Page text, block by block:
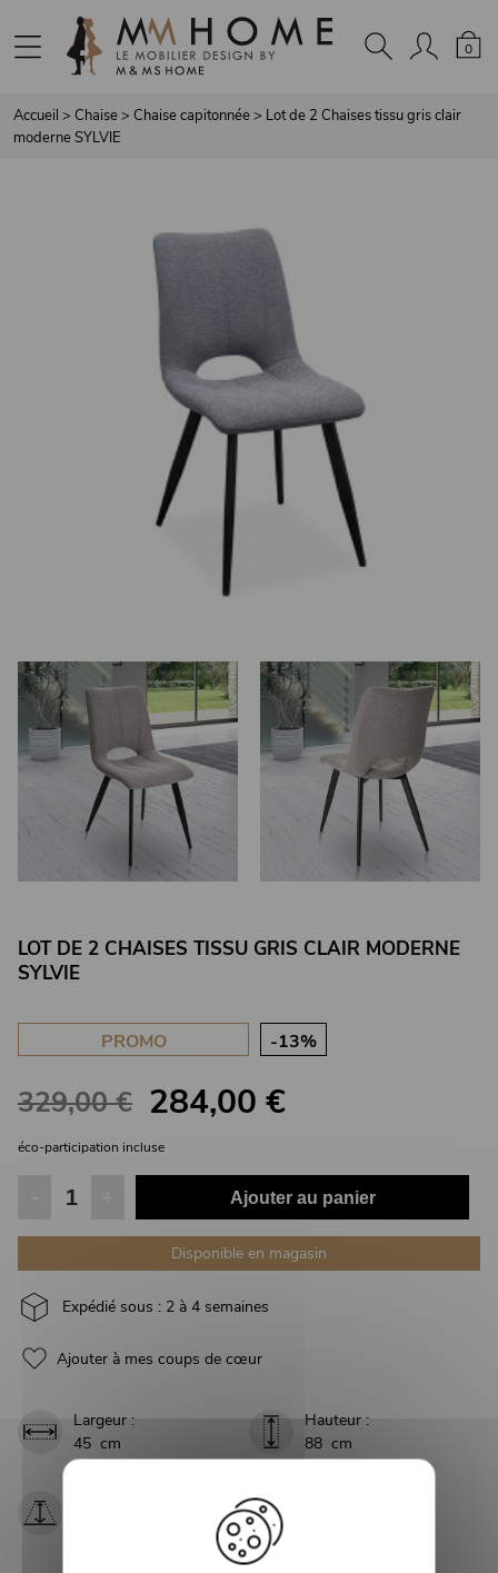
0
Accueil > Chaise> Chaise capitonnée> Lot de 2 Chaises tissu gris clair
moderne SYLVIE
LOT DE 2 CHAISES TISSU GRIS CLAIR MODERNE
SYLVIE
PROMO -13%
329,00 € 284,00 €
éco-participation incluse
Ajouter au panier
Disponible en magasin
Expédié sous : 2 à 4 semaines
Ajouter à mes coups de cœur
Largeur :
45 cm
Hauteur :
88 cm
Panneau de gestion des cookies